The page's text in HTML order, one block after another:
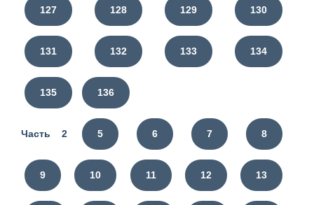
127 128 129 130
131 132 133 134
135 136
Часть 2 5 6 7 8
9 10 11 12 13